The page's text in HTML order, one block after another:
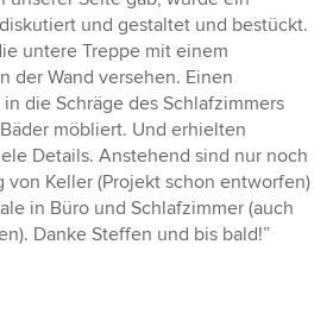
und gestaltet und bestückt.
untere Treppe mit einem
der Wand versehen. Einen
die Schräge des Schlafzimmers
möbliert. Und erhielten
Details. Anstehend sind nur noch
von Keller (Projekt schon entworfen)
in Büro und Schlafzimmer (auch
Danke Steffen und bis bald!”